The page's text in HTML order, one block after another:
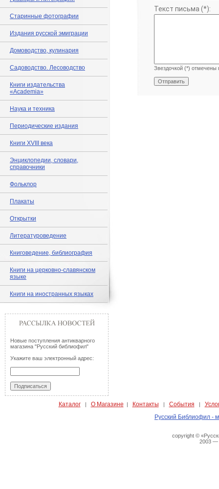
Старинные фотографии
Издания русской эмиграции
Домоводство, кулинария
Садоводство. Лесоводство
Книги издательства
«Academia»
Наука и техника
Периодические издания
Книги XVIII века
Энциклопедии, словари,
справочники
Фольклор
Плакаты
Открытки
Литературоведение
Книговедение, библиография
Книги на церковно-славянском
языке
Книги на иностранных языках
Новые поступления антикварного
магазина "Русский библиофил"
Укажите ваш электронный адрес:
Текст письма (*):
Звездочкой (*) отмечены
Каталог| О Магазине | Контакты | События |
Русский Библиофил -
copyright ©
2003 —